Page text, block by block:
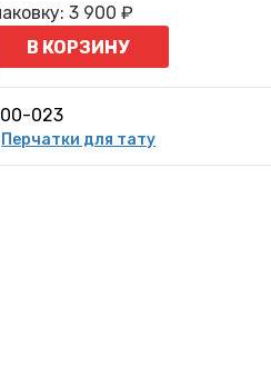
3 900₽
В КОРЗИНУ
023
Перчатки для тату